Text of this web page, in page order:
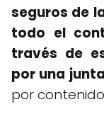
seguros de
todo el
través de
por una
por